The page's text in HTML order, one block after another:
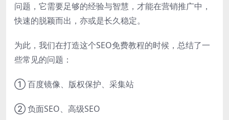
问题，它需要足够的经验与智慧，才能在营销推广中，
快速的脱颖而出，亦或是长久稳定。
为此，我们在打造这个SEO免费教程的时候，总结了一
些常见的问题：
① 百度镜像、版权保护、采集站
② 负面SEO、高级SEO